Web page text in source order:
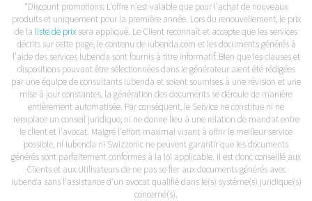
*Discount promotions: L'offre n'est valable que pour l'achat de nouveaux
produits et uniquement pour la première année. Lors du renouvellement, le prix
de la liste de prix sera appliqué. Le Client reconnaît et accepte que les services
décrits sur cette page, le contenu de iubenda.com et les documents générés à
l'aide des services Iubenda sont fournis à titre informatif. Bien que les clauses et
dispositions pouvant être sélectionnées dans le générateur aient été rédigées
par une équipe de consultants Iubenda et soient soumises à une révision et une
mise à jour constantes, la génération des documents se déroule de manière
entièrement automatisée. Par conséquent, le Service ne constitue ni ne
remplace un conseil juridique, ni ne donne lieu à une relation de mandat entre
le client et l'avocat. Malgré l'effort maximal visant à offrir le meilleur service
possible, ni Iubenda ni Swizzonic ne peuvent garantir que les documents
générés sont parfaitement conformes à la loi applicable. Il est donc conseillé aux
Clients et aux Utilisateurs de ne pas se fier aux documents générés avec
iubenda sans l'assistance d'un avocat qualifié dans le(s) système(s) juridique(s)
concerné(s).